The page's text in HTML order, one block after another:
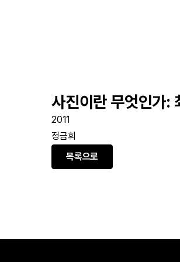
사진이란 무엇인가:
2011
정금희
목록으로